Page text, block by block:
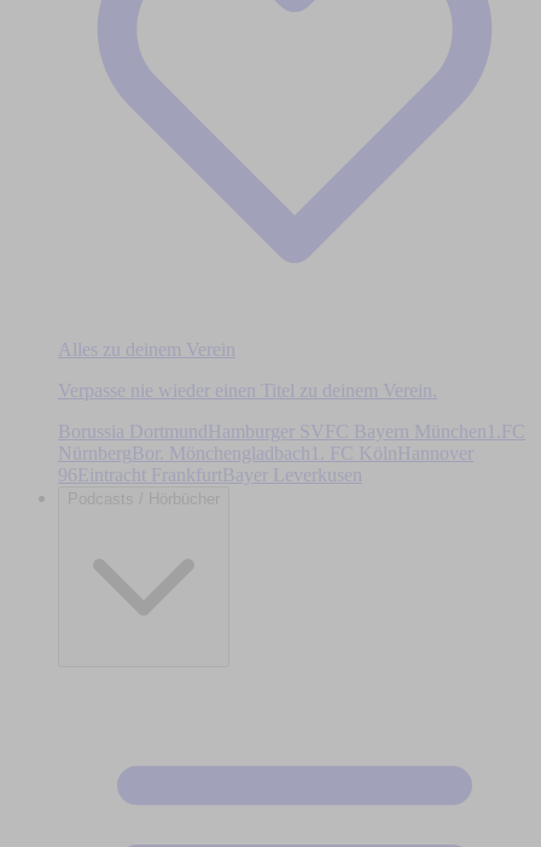
Alles zu deinem Verein
Verpasse nie wieder einen Titel zu deinem Verein.
Borussia DortmundHamburger SV FC Bayern München
1.FC
Nürnberg Bor. Mönchengladbach 1. FC Köln
Hannover
96Eintracht Frankfurt Bayer Leverkusen
Podcasts / Hörbücher